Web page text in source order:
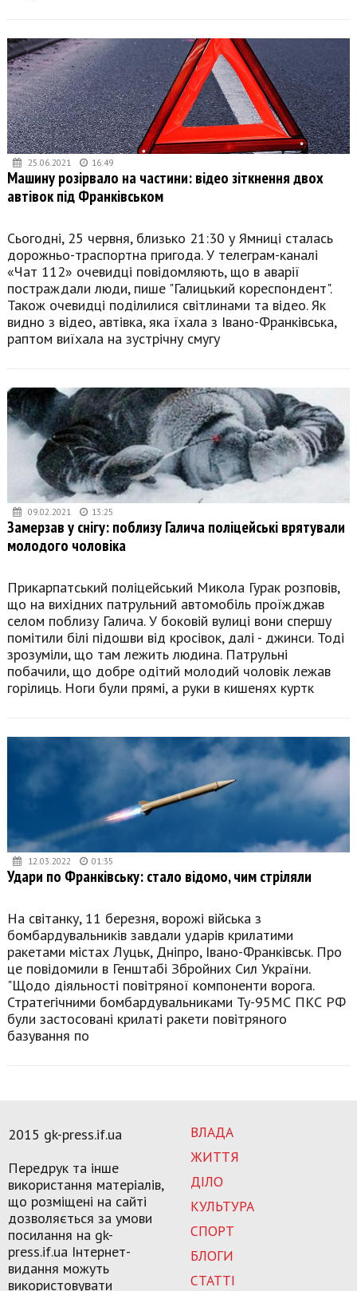
25.06.2021 16:49
Машину розірвало на частини: відео зіткнення двох
автівок під Франківськом
Сьогодні, 25 червня, близько 21:30 у Ямниці сталась
дорожньо-траспортна пригода. У телеграм-каналі
«Чат 112» очевидці повідомляють, що в аварії
постраждали люди, пише "Галицький кореспондент".
Також очевидці поділилися світлинами та відео. Як
видно з відео, автівка, яка їхала з Івано-Франківська,
раптом виїхала на зустрічну смугу
09.02.2021 13:25
Замерзав у снігу: поблизу Галича поліцейські врятували
молодого чоловіка
Прикарпатський поліцейський Микола Гурак розповів,
що на вихідних патрульний автомобіль проїжджав
селом поблизу Галича. У боковій вулиці вони спершу
помітили білі підошви від кросівок, далі - джинси. Тоді
зрозуміли, що там лежить людина. Патрульні
побачили, що добре одітий молодий чоловік лежав
горілиць. Ноги були прямі, а руки в кишенях куртк
12.03.2022 01:35
Удари по Франківську: стало відомо, чим стріляли
На світанку, 11 березня, ворожі війська з
бомбардувальників завдали ударів крилатими
ракетами містах Луцьк, Дніпро, Івано-Франківськ. Про
це повідомили в Генштабі Збройних Сил України.
"Щодо діяльності повітряної компоненти ворога.
Стратегічними бомбардувальниками Ту-95МС ПКС РФ
були застосовані крилаті ракети повітряного
базування по
ВЛАДА
ЖИТТЯ
ДІЛО
КУЛЬТУРА
СПОРТ
БЛОГИ
СТАТТІ
2015 gk-press.if.ua
Передрук та інше
використання матеріалів,
що розміщені на сайті
дозволяється за умови
посилання на gk-
press.if.ua Інтернет-
видання можуть
використовувати